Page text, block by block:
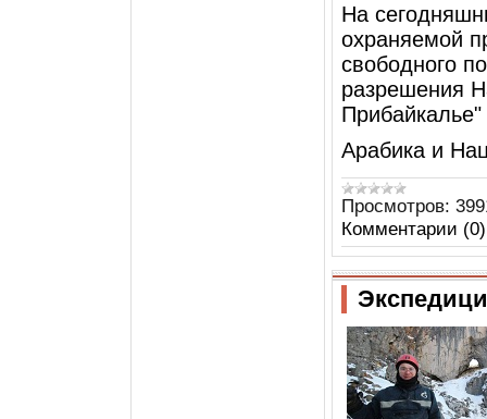
На
охраняемой
свободного
разрешения
Арабика и
Просмотров:
Комментарии (0)